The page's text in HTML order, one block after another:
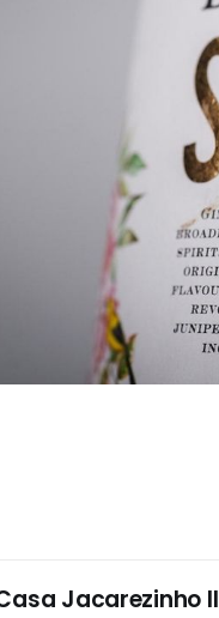
Jacarezinho II